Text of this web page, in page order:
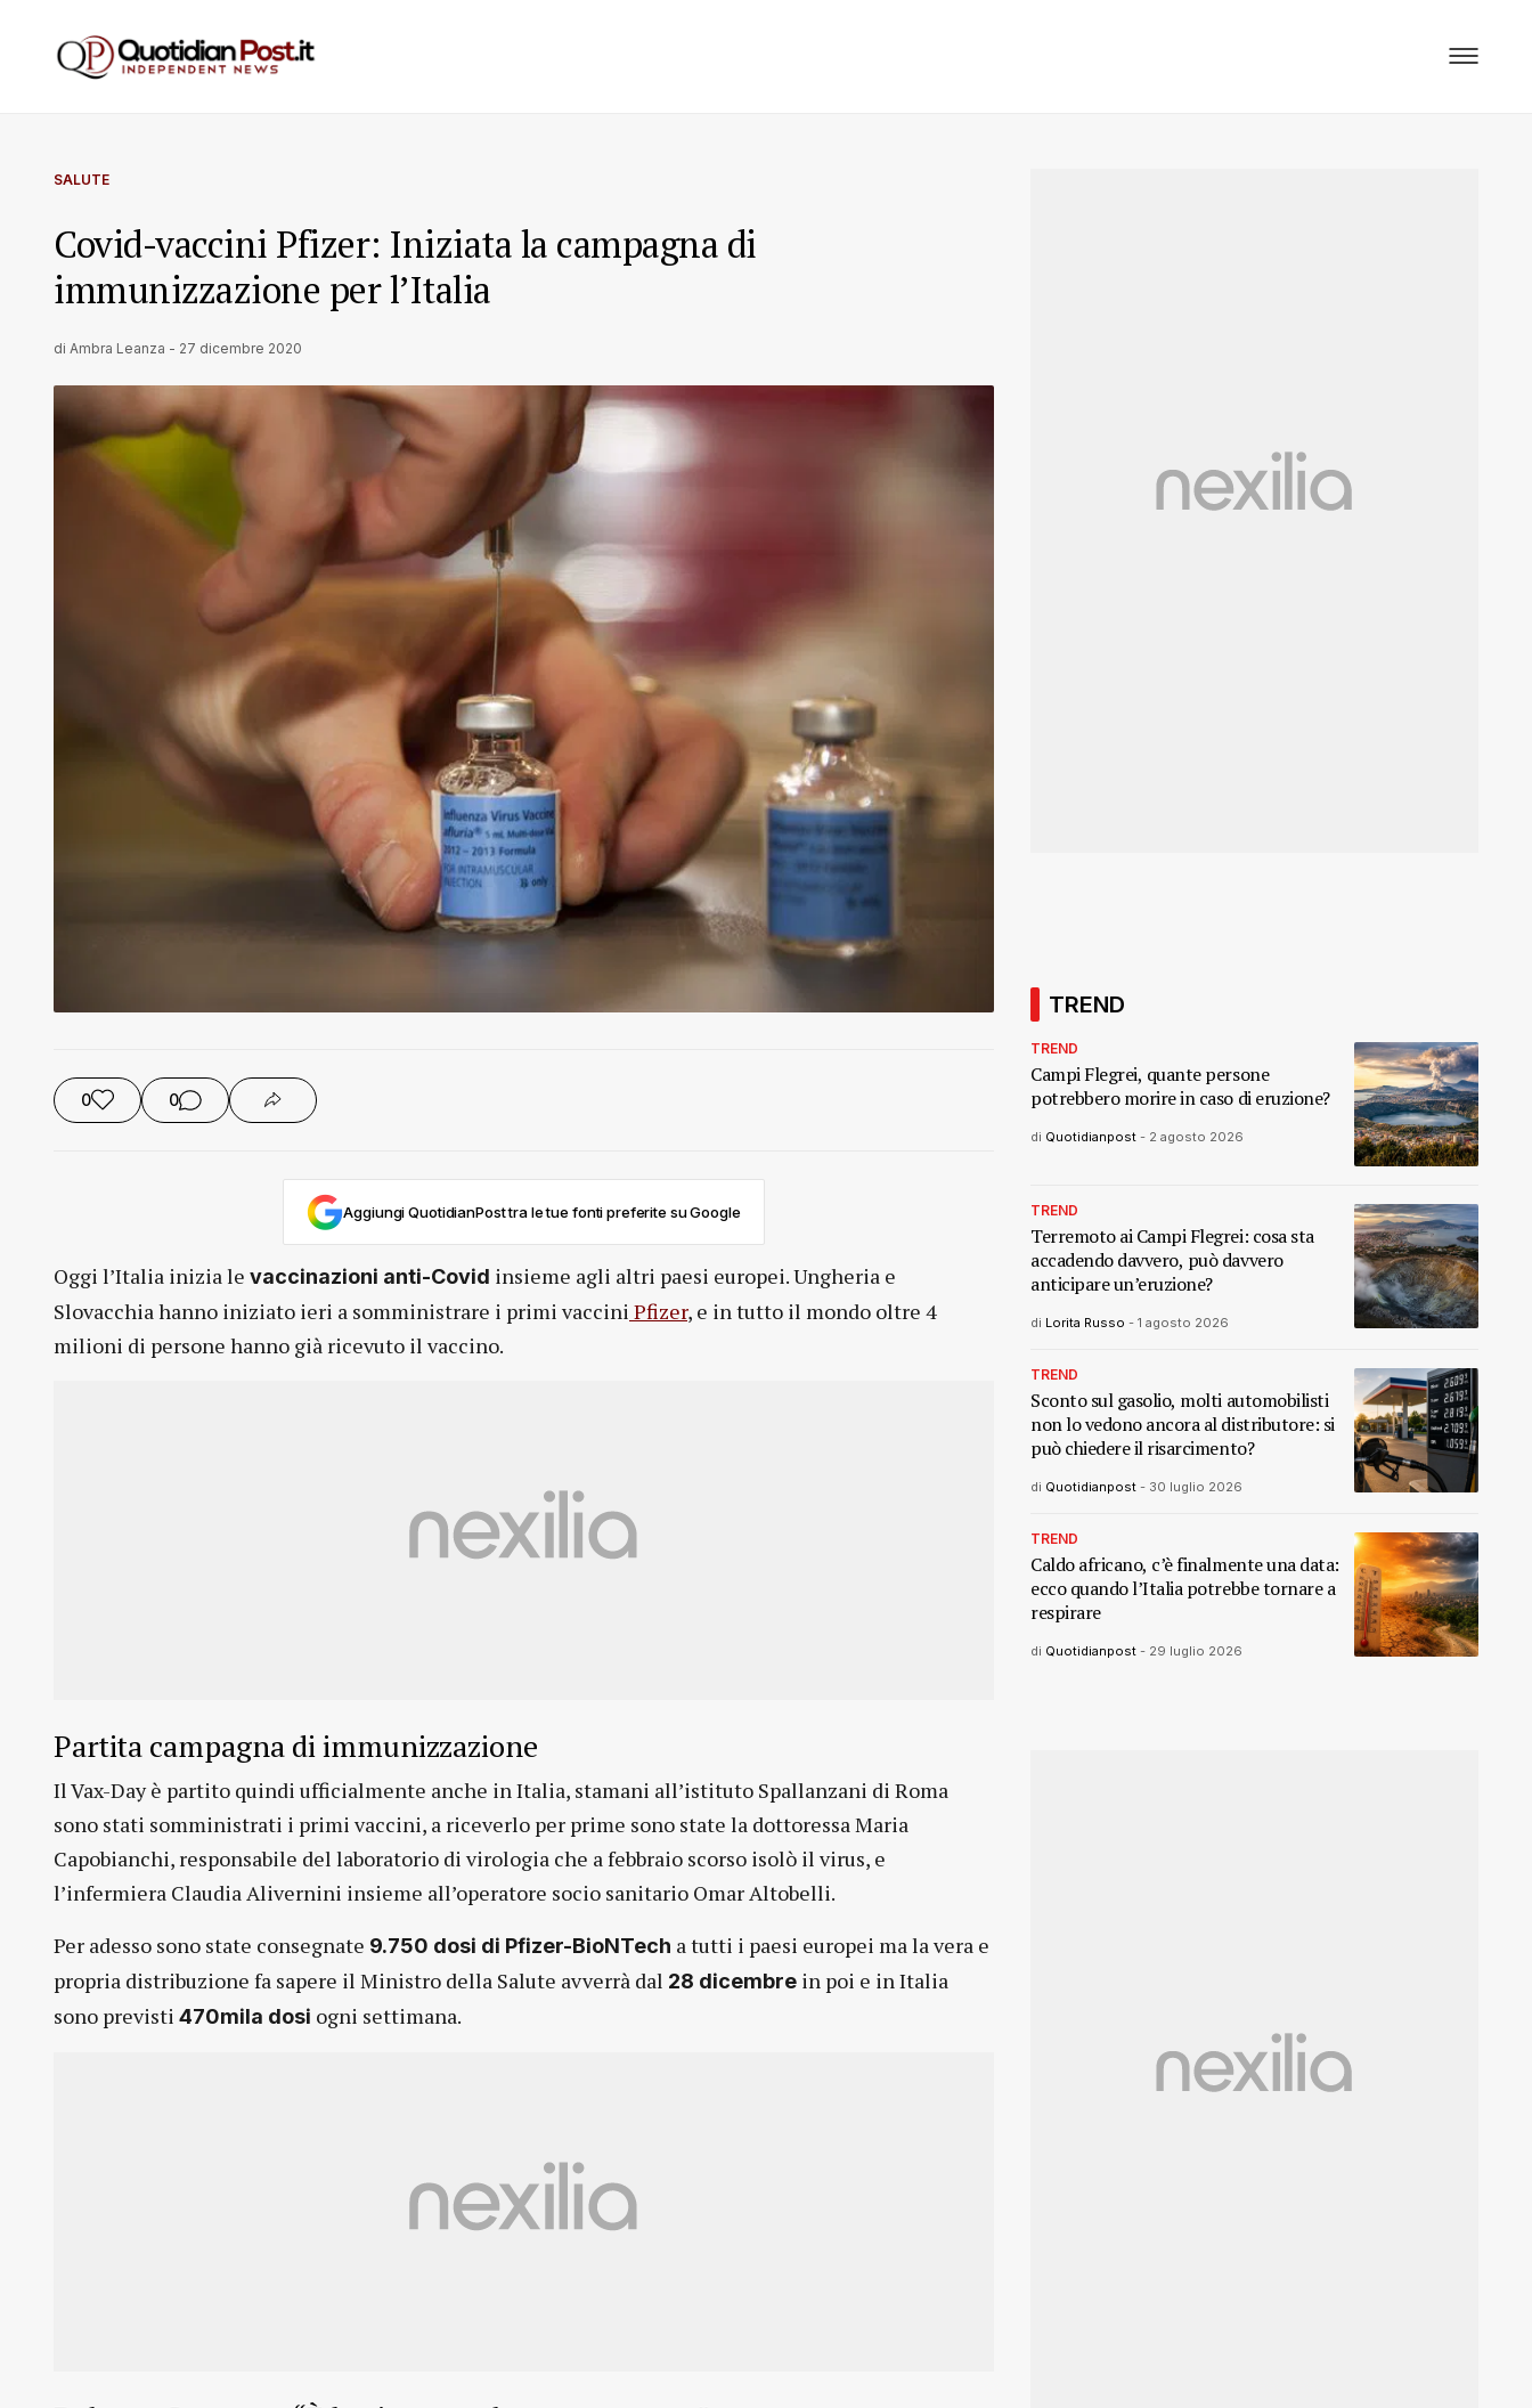
SALUTE
Covid-vaccini Pfizer: Iniziata la campagna di
immunizzazione per l’Italia
di Ambra Leanza - 27 dicembre 2020
0 0
Aggiungi QuotidianPost tra le tue fonti preferite su Google
Oggi l’Italia inizia le vaccinazioni anti-Covid insieme agli altri paesi europei. Ungheria e
Slovacchia hanno iniziato ieri a somministrare i primi vaccini Pfizer, e in tutto il mondo oltre 4
milioni di persone hanno già ricevuto il vaccino.
Partita campagna di immunizzazione
Il Vax-Day è partito quindi ufficialmente anche in Italia, stamani all’istituto Spallanzani di Roma
sono stati somministrati i primi vaccini, a riceverlo per prime sono state la dottoressa Maria
Capobianchi, responsabile del laboratorio di virologia che a febbraio scorso isolò il virus, e
l’infermiera Claudia Alivernini insieme all’operatore socio sanitario Omar Altobelli.
Per adesso sono state consegnate 9.750 dosi di Pfizer-BioNTech a tutti i paesi europei ma la vera e
propria distribuzione fa sapere il Ministro della Salute avverrà dal 28 dicembre in poi e in Italia
sono previsti 470mila dosi ogni settimana.
TREND
TREND
Campi Flegrei, quante persone
potrebbero morire in caso di eruzione?
di Quotidianpost - 2 agosto 2026
TREND
Terremoto ai Campi Flegrei: cosa sta
accadendo davvero, può davvero
anticipare un’eruzione?
di Lorita Russo - 1 agosto 2026
TREND
Sconto sul gasolio, molti automobilisti
non lo vedono ancora al distributore: si
può chiedere il risarcimento?
di Quotidianpost - 30 luglio 2026
TREND
Caldo africano, c’è finalmente una data:
ecco quando l’Italia potrebbe tornare a
respirare
di Quotidianpost - 29 luglio 2026